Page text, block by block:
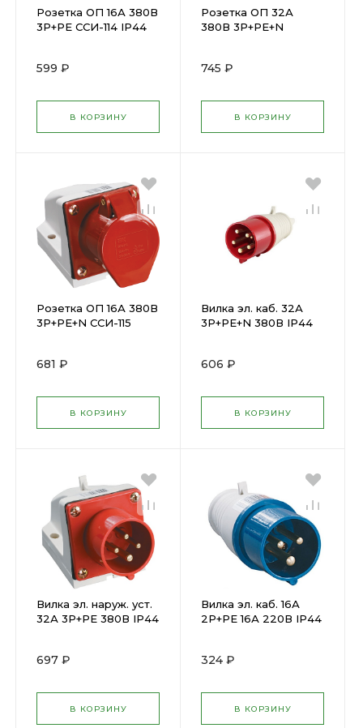
Розетка ОП 16А 380В
3P+PЕ ССИ-114 IP44
599 ₽
В КОРЗИНУ
Розетка ОП 32А
380В 3P+PЕ+N
745 ₽
В КОРЗИНУ
Розетка ОП 16А 380В
3P+PЕ+N ССИ-115
681 ₽
В КОРЗИНУ
Вилка эл. каб. 32А
3P+PE+N 380В IP44
606 ₽
В КОРЗИНУ
Вилка эл. наруж. уст.
32А 3P+PE 380В IP44
697 ₽
В КОРЗИНУ
Вилка эл. каб. 16А
2P+PE 16А 220В IP44
324 ₽
В КОРЗИНУ